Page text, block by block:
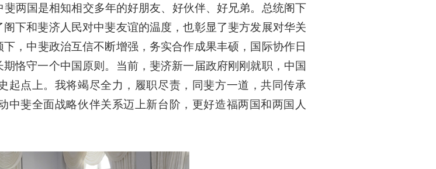
两国是相知相交多年的好朋友、好伙伴、好兄弟。总统阁下
下和斐济人民对中斐友谊的温度，也彰显了斐方发展对华关
，中斐政治互信不断增强，务实合作成果丰硕，国际协作日
恪守一个中国原则。当前，斐济新一届政府刚刚就职，中国
起点上。我将竭尽全力，履职尽责，同斐方一道，共同传承
中斐全面战略伙伴关系迈上新台阶，更好造福两国和两国人